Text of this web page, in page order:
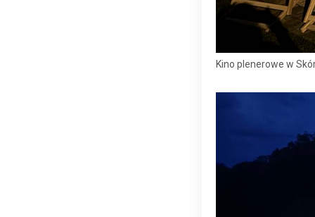
Kino plenerowe w